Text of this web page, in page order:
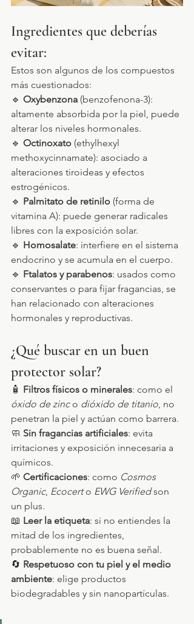
Ingredientes que deberías
evitar:
Estos son algunos de los compuestos
más cuestionados:
🔹 Oxybenzona (benzofenona-3):
altamente absorbida por la piel, puede
alterar los niveles hormonales.
🔹 Octinoxato (ethylhexyl
methoxycinnamate): asociado a
alteraciones tiroideas y efectos
estrogénicos.
🔹 Palmitato de retinilo (forma de
vitamina A): puede generar radicales
libres con la exposición solar.
🔹 Homosalate: interfiere en el sistema
endocrino y se acumula en el cuerpo.
🔹 Ftalatos y parabenos: usados como
conservantes o para fijar fragancias, se
han relacionado con alteraciones
hormonales y reproductivas.
¿Qué buscar en un buen
protector solar?
🧴 Filtros físicos o minerales: como el
óxido de zinc o dióxido de titanio, no
penetran la piel y actúan como barrera.
🧼 Sin fragancias artificiales: evita
irritaciones y exposición innecesaria a
químicos.
🌱 Certificaciones: como Cosmos
Organic, Ecocert o EWG Verified son
un plus.
📖 Leer la etiqueta: si no entiendes la
mitad de los ingredientes,
probablemente no es buena señal.
🔄 Respetuoso con tu piel y el medio
ambiente: elige productos
biodegradables y sin nanopartículas.